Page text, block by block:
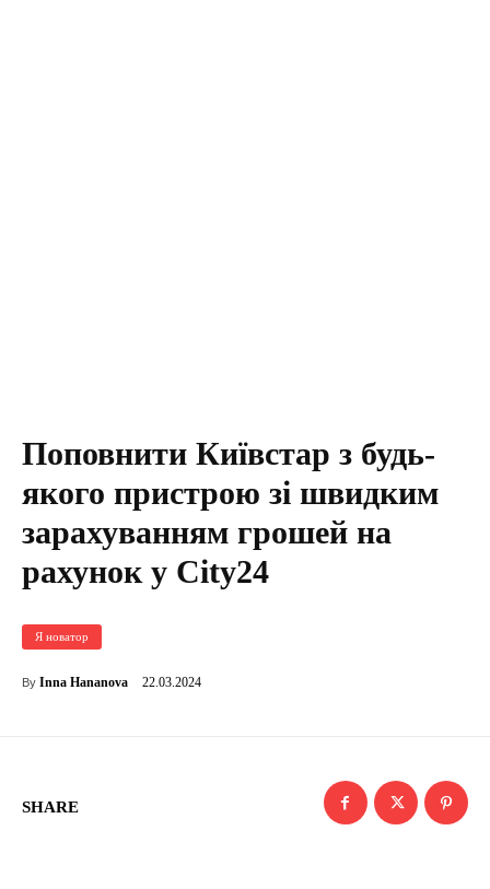
Поповнити Київстар з будь-
якого пристрою зі швидким
зарахуванням грошей на
рахунок у City24
Я новатор
By Inna Hananova 22.03.2024
SHARE